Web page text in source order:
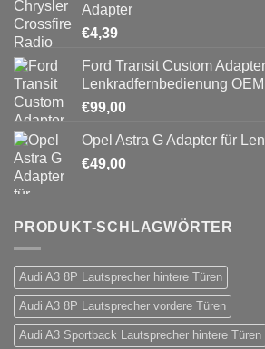
Adapter
€4,39
Ford Transit Custom
Lenkradfernbedienung
€99,00
Opel Astra G Adapter für
€49,00
PRODUKT-SCHLAGWÖRTER
Audi A3 8P Lautsprecher hintere Türen
Audi A3 8P Lautsprecher vordere Türen
Audi A3 Sportback Lautsprecher hintere Türen